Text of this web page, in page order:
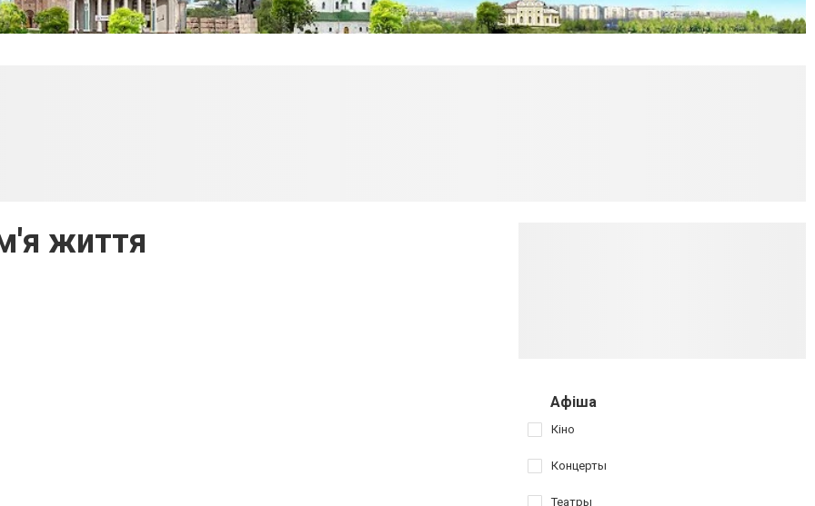
життя
Афіша
Кіно
Концерты
Театры